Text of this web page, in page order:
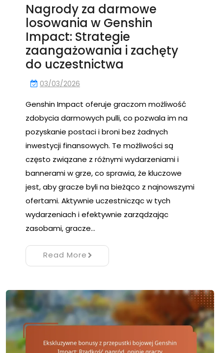
Nagrody za darmowe
losowania w Genshin
Impact: Strategie
zaangażowania i zachęty
do uczestnictwa
03/03/2026
Genshin Impact oferuje graczom możliwość
zdobycia darmowych pulli, co pozwala im na
pozyskanie postaci i broni bez żadnych
inwestycji finansowych. Te możliwości są
często związane z różnymi wydarzeniami i
bannerami w grze, co sprawia, że kluczowe
jest, aby gracze byli na bieżąco z najnowszymi
ofertami. Aktywnie uczestnicząc w tych
wydarzeniach i efektywnie zarządzając
zasobami, gracze…
Read More